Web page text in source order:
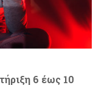
6 έως 10